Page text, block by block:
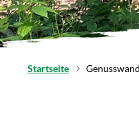
Startseite